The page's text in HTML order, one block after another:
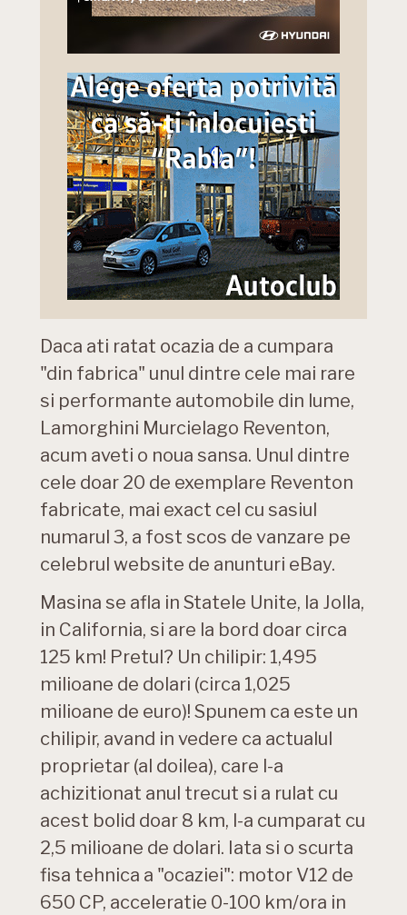
Daca ati ratat ocazia de a cumpara
"din fabrica" unul dintre cele mai rare
si performante automobile din lume,
Lamorghini Murcielago Reventon,
acum aveti o noua sansa. Unul dintre
cele doar 20 de exemplare Reventon
fabricate, mai exact cel cu sasiul
numarul 3, a fost scos de vanzare pe
celebrul website de anunturi eBay.
Masina se afla in Statele Unite, la Jolla,
in California, si are la bord doar circa
125 km! Pretul? Un chilipir: 1,495
milioane de dolari (circa 1,025
milioane de euro)! Spunem ca este un
chilipir, avand in vedere ca actualul
proprietar (al doilea), care l-a
achizitionat anul trecut si a rulat cu
acest bolid doar 8 km, l-a cumparat cu
2,5 milioane de dolari. Iata si o scurta
fisa tehnica a "ocaziei": motor V12 de
650 CP, acceleratie 0-100 km/ora in